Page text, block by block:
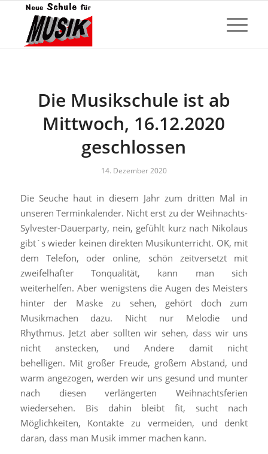
Die Musikschule ist ab
Mittwoch, 16.12.2020
geschlossen
14. Dezember 2020
Die Seuche haut in diesem Jahr zum dritten Mal in
unseren Terminkalender. Nicht erst zu der Weihnachts-
Sylvester-Dauerparty, nein, gefühlt kurz nach Nikolaus
gibt´s wieder keinen direkten Musikunterricht. OK, mit
dem Telefon, oder online, schön zeitversetzt mit
zweifelhafter Tonqualität, kann man sich
weiterhelfen. Aber wenigstens die Augen des Meisters
hinter der Maske zu sehen, gehört doch zum
Musikmachen dazu. Nicht nur Melodie und
Rhythmus. Jetzt aber sollten wir sehen, dass wir uns
nicht anstecken, und Andere damit nicht
behelligen. Mit großer Freude, großem Abstand, und
warm angezogen, werden wir uns gesund und munter
nach diesen verlängerten Weihnachtsferien
wiedersehen. Bis dahin bleibt fit, sucht nach
Möglichkeiten, Kontakte zu vermeiden, und denkt
daran, dass man Musik immer machen kann.